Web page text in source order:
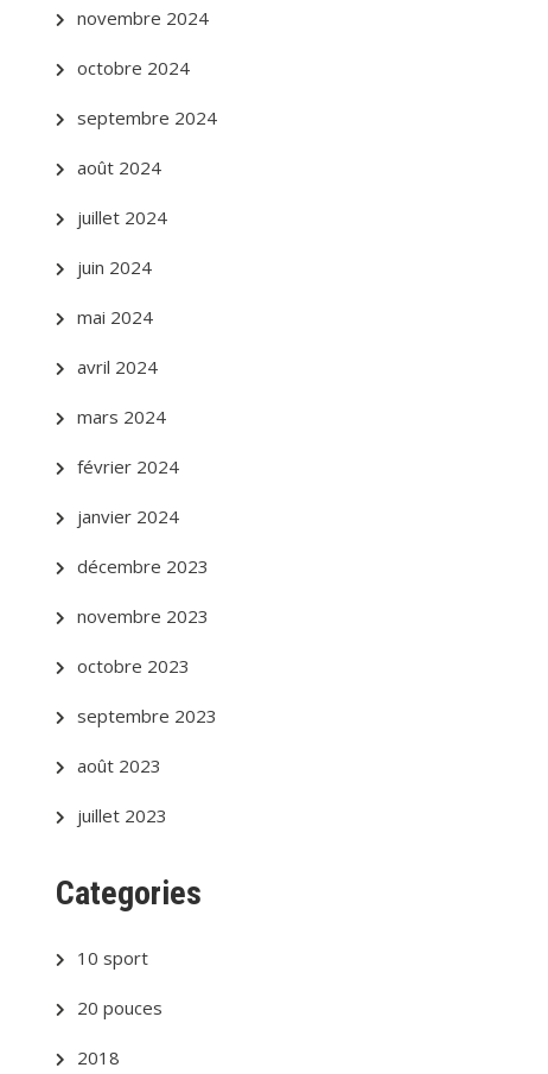
novembre 2024
octobre 2024
septembre 2024
août 2024
juillet 2024
juin 2024
mai 2024
avril 2024
mars 2024
février 2024
janvier 2024
décembre 2023
novembre 2023
octobre 2023
septembre 2023
août 2023
juillet 2023
Categories
10 sport
20 pouces
2018